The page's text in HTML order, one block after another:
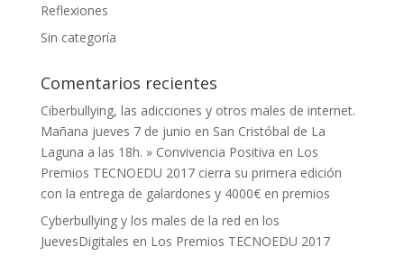
Reflexiones
Sin categoría
Comentarios recientes
Ciberbullying, las adicciones y otros males de internet.
Mañana jueves 7 de junio en San Cristóbal de La
Laguna a las 18h. » Convivencia Positiva en Los
Premios TECNOEDU 2017 cierra su primera edición
con la entrega de galardones y 4000€ en premios
Cyberbullying y los males de la red en los
JuevesDigitales en Los Premios TECNOEDU 2017